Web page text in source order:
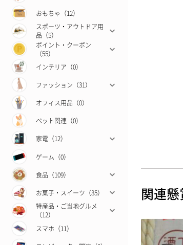
おもちゃ（12）
スポーツ・アウトドア用
品（5）
ポイント・クーポン
（55）
インテリア（0）
ファッション（31）
オフィス用品（0）
ペット関連（0）
家電（12）
ゲーム（0）
食品（109）
お菓子・スイーツ（35）
特産品・ご当地グルメ
（12）
スマホ（11）
関連懸